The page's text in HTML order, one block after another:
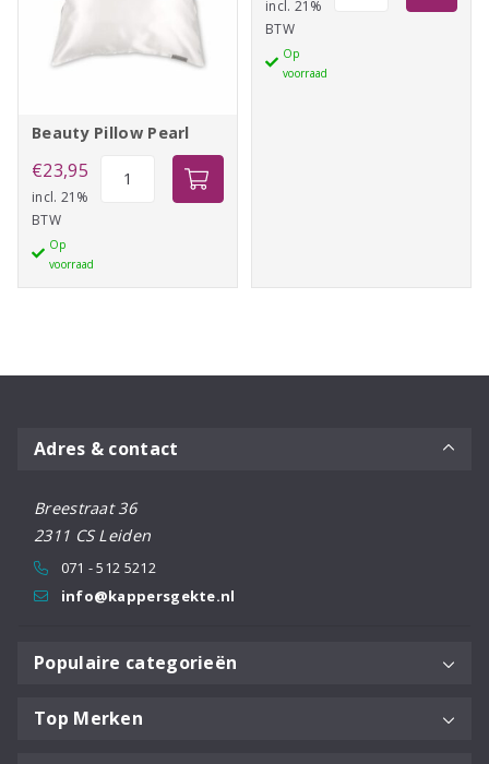
Beauty Pillow Pearl
€23,95
incl. 21%
BTW
Op
voorraad
incl. 21%
BTW
Op
voorraad
Adres & contact
Breestraat 36
2311 CS Leiden
071 - 512 5212
info@kappersgekte.nl
Populaire categorieën
Top Merken